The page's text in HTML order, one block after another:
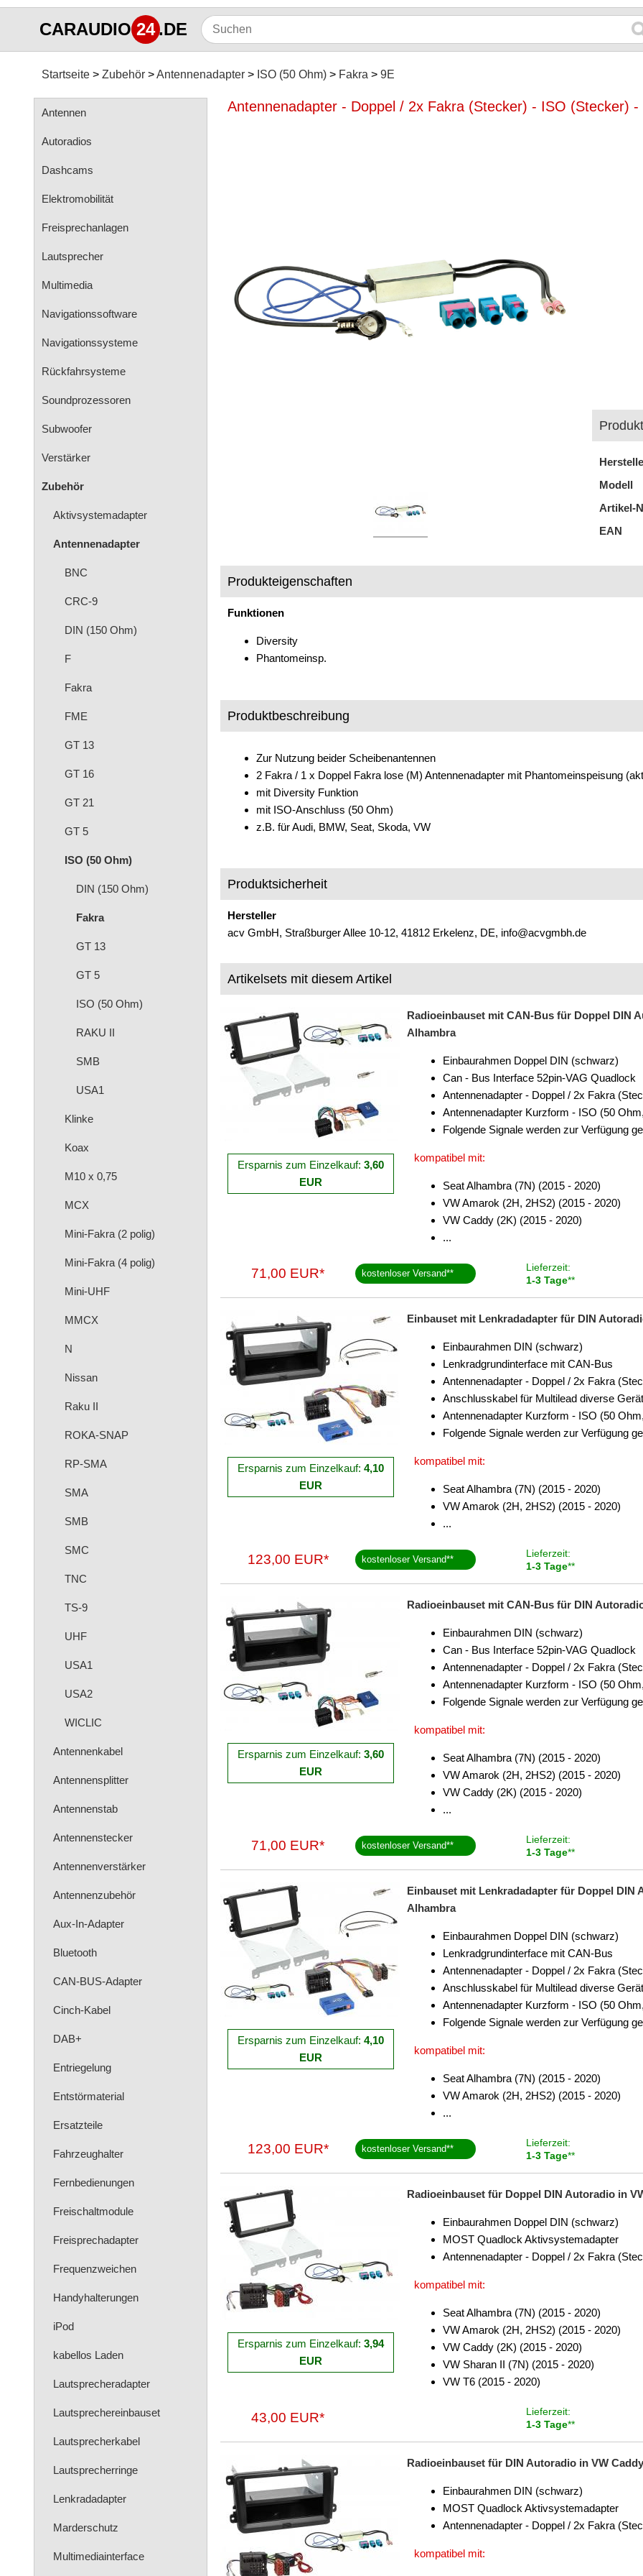
CARAUDIO 24.DE
Startseite Zubehör Antennenadapter ISO (50 Ohm) Fakra 9E
Antennen
Autoradios
Dashcams
Elektromobilität
Freisprechanlagen
Lautsprecher
Multimedia
Navigationssoftware
Navigationssysteme
Rückfahrsysteme
Soundprozessoren
Subwoofer
Verstärker
Zubehör
Aktivsystemadapter
Antennenadapter
BNC
CRC-9
DIN (150 Ohm)
F
Fakra
FME
GT 13
GT 16
GT 21
GT 5
ISO (50 Ohm)
DIN (150 Ohm)
Fakra
GT 13
GT 5
ISO (50 Ohm)
RAKU II
SMB
USA1
Klinke
Koax
M10 x 0,75
MCX
Mini-Fakra (2 polig)
Mini-Fakra (4 polig)
Mini-UHF
MMCX
N
Nissan
Raku II
ROKA-SNAP
RP-SMA
SMA
SMB
SMC
TNC
TS-9
UHF
USA1
USA2
WICLIC
Antennenkabel
Antennensplitter
Antennenstab
Antennenstecker
Antennenverstärker
Antennenzubehör
Aux-In-Adapter
Bluetooth
CAN-BUS-Adapter
Cinch-Kabel
DAB+
Entriegelung
Entstörmaterial
Ersatzteile
Fahrzeughalter
Fernbedienungen
Freischaltmodule
Freisprechadapter
Frequenzweichen
Handyhalterungen
iPod
kabellos Laden
Lautsprecheradapter
Lautsprechereinbauset
Lautsprecherkabel
Lautsprecherringe
Lenkradadapter
Marderschutz
Multimediainterface
Antennenadapter - Doppel / 2x Fakra (Stecker) - ISO (Stecker)
Modell
Artikel-
EAN
Produkteigenschaften
Funktionen
Diversity
Phantomeinsp.
Produktbeschreibung
Zur Nutzung beider Scheibenantennen
2 Fakra / 1 x Doppel Fakra lose (M) Antennenadapter mit Phantomeinspeisung
mit Diversity Funktion
mit ISO-Anschluss (50 Ohm)
z.B. für Audi, BMW, Seat, Skoda, VW
Produktsicherheit
Hersteller
acv GmbH, Straßburger Allee 10-12, 41812 Erkelenz, DE, info@acvgmbh.de
Artikelsets mit diesem Artikel
Ersparnis zum Einzelkauf: 3,60
EUR
Radioeinbauset mit CAN-Bus für Doppel DIN
Alhambra
Einbaurahmen Doppel DIN (schwarz)
Can - Bus Interface 52pin-VAG Quadlock
Antennenadapter - Doppel / 2x Fakra
Antennenadapter Kurzform - ISO (50
Folgende Signale werden zur Verfügung
kompatibel mit:
Seat Alhambra (7N) (2015 - 2020)
VW Amarok (2H, 2HS2) (2015 - 2020)
VW Caddy (2K) (2015 - 2020)
...
71,00 EUR* kostenloser Versand**
Lieferzeit:
1-3 Tage**
Ersparnis zum Einzelkauf: 4,10
EUR
Einbauset mit Lenkradadapter für DIN
Einbaurahmen DIN (schwarz)
Lenkradgrundinterface mit CAN-Bus
Antennenadapter - Doppel / 2x Fakra
Anschlusskabel für Multilead diverse
Antennenadapter Kurzform - ISO (50
Folgende Signale werden zur Verfügung
kompatibel mit:
Seat Alhambra (7N) (2015 - 2020)
VW Amarok (2H, 2HS2) (2015 - 2020)
...
123,00 EUR* kostenloser Versand**
Lieferzeit:
1-3 Tage**
Ersparnis zum Einzelkauf: 3,60
EUR
Radioeinbauset mit CAN-Bus für DIN
Einbaurahmen DIN (schwarz)
Can - Bus Interface 52pin-VAG Quadlock
Antennenadapter - Doppel / 2x Fakra
Antennenadapter Kurzform - ISO (50
Folgende Signale werden zur Verfügung
kompatibel mit:
Seat Alhambra (7N) (2015 - 2020)
VW Amarok (2H, 2HS2) (2015 - 2020)
VW Caddy (2K) (2015 - 2020)
...
71,00 EUR* kostenloser Versand**
Lieferzeit:
1-3 Tage**
Ersparnis zum Einzelkauf: 4,10
EUR
Einbauset mit Lenkradadapter für Doppel DIN
Alhambra
Einbaurahmen Doppel DIN (schwarz)
Lenkradgrundinterface mit CAN-Bus
Antennenadapter - Doppel / 2x Fakra
Anschlusskabel für Multilead diverse
Antennenadapter Kurzform - ISO (50
Folgende Signale werden zur Verfügung
kompatibel mit:
Seat Alhambra (7N) (2015 - 2020)
VW Amarok (2H, 2HS2) (2015 - 2020)
...
123,00 EUR* kostenloser Versand**
Lieferzeit:
1-3 Tage**
Ersparnis zum Einzelkauf: 3,94
EUR
Radioeinbauset für Doppel DIN Autoradio in
Einbaurahmen Doppel DIN (schwarz)
MOST Quadlock Aktivsystemadapter
Antennenadapter - Doppel / 2x Fakra
kompatibel mit:
Seat Alhambra (7N) (2015 - 2020)
VW Amarok (2H, 2HS2) (2015 - 2020)
VW Caddy (2K) (2015 - 2020)
VW Sharan II (7N) (2015 - 2020)
VW T6 (2015 - 2020)
43,00 EUR*
Lieferzeit:
1-3 Tage**
Radioeinbauset für DIN Autoradio in VW
Einbaurahmen DIN (schwarz)
MOST Quadlock Aktivsystemadapter
Antennenadapter - Doppel / 2x Fakra
kompatibel mit: